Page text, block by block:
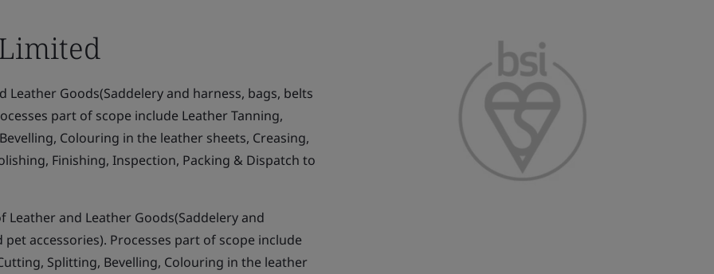
Goods(Saddelery and harness, bags, belts
part of scope include Leather Tanning,
Colouring in the leather sheets, Creasing,
Finishing, Inspection, Packing & Dispatch to
and Leather Goods(Saddelery and
accessories). Processes part of scope include
Splitting, Bevelling, Colouring in the leather